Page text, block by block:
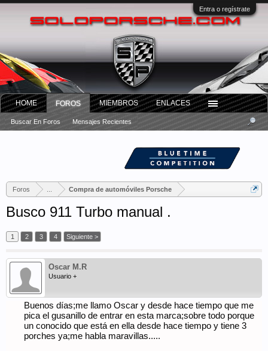
Entra o regístrate
Foros Compra de automóviles Porsche
Busco 911 Turbo manual .
1 2 3 4 Siguiente >
Oscar M.R
Usuario +
Buenos días;me llamo Oscar y desde hace tiempo que me
pica el gusanillo de entrar en esta marca;sobre todo porque
un conocido que está en ella desde hace tiempo y tiene 3
porches ya;me habla maravillas.....
HOME FOROS
Buscar En Foros Mensajes Recientes
MIEMBROS ENLACES